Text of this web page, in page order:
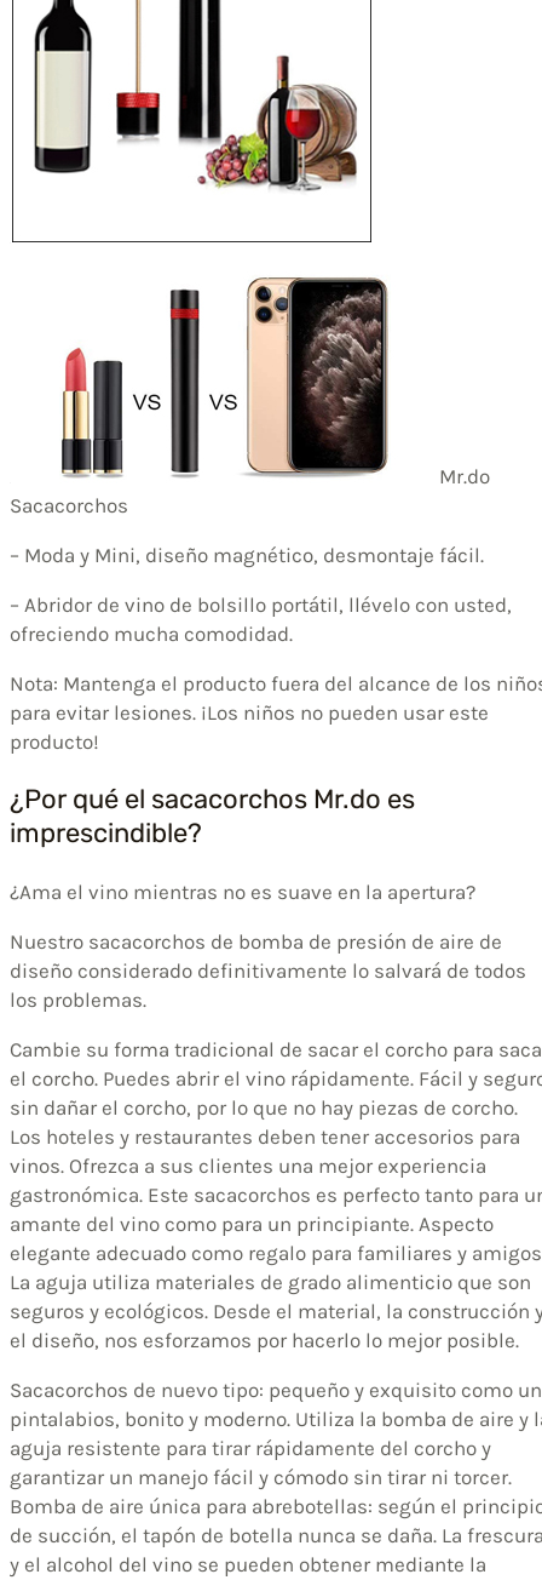
Mr.do
Sacacorchos
– Moda y Mini, diseño magnético, desmontaje fácil.
– Abridor de vino de bolsillo portátil, llévelo con usted,
ofreciendo mucha comodidad.
Nota: Mantenga el producto fuera del alcance de los
para evitar lesiones. ¡Los niños no pueden usar este
producto!
¿Por qué el sacacorchos Mr.do es
imprescindible?
¿Ama el vino mientras no es suave en la apertura?
Nuestro sacacorchos de bomba de presión de aire de
diseño considerado definitivamente lo salvará de todos
los problemas.
Cambie su forma tradicional de sacar el corcho para
el corcho. Puedes abrir el vino rápidamente. Fácil y
sin dañar el corcho, por lo que no hay piezas de corcho.
Los hoteles y restaurantes deben tener accesorios para
vinos. Ofrezca a sus clientes una mejor experiencia
gastronómica. Este sacacorchos es perfecto tanto para
amante del vino como para un principiante. Aspecto
elegante adecuado como regalo para familiares y
La aguja utiliza materiales de grado alimenticio que son
seguros y ecológicos. Desde el material, la construcción
el diseño, nos esforzamos por hacerlo lo mejor posible.
Sacacorchos de nuevo tipo: pequeño y exquisito como un
pintalabios, bonito y moderno. Utiliza la bomba de aire y
aguja resistente para tirar rápidamente del corcho y
garantizar un manejo fácil y cómodo sin tirar ni torcer.
Bomba de aire única para abrebotellas: según el
de succión, el tapón de botella nunca se daña. La
y el alcohol del vino se pueden obtener mediante la